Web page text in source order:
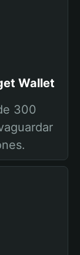
Wallet
300